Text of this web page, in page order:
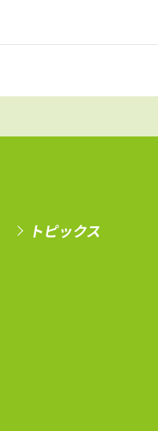
トピックス